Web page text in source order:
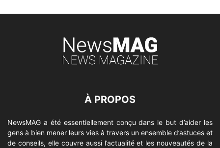
À PROPOS
NewsMAG a été essentiellement conçu dans le but d’aider les
gens à bien mener leurs vies à travers un ensemble d’astuces et
de conseils, elle couvre aussi l’actualité et les nouveautés de la